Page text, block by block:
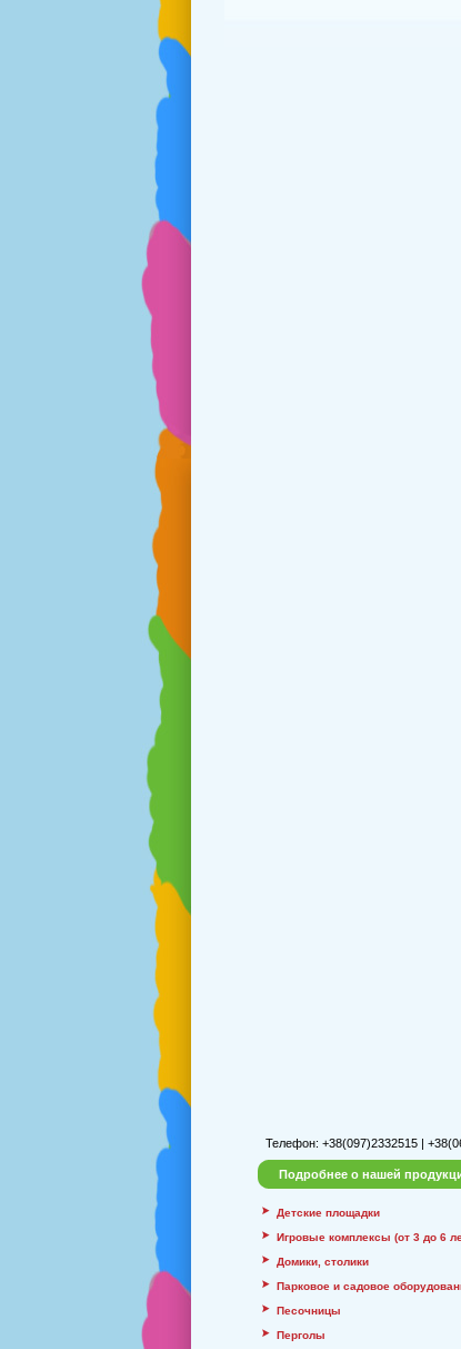
Телефон: +38(097)2332515 |
Подробнее о нашей
Детские площадки
Игровые комплексы (от 3 до 6
Домики, столики
Парковое и садовое
Песочницы
Перголы